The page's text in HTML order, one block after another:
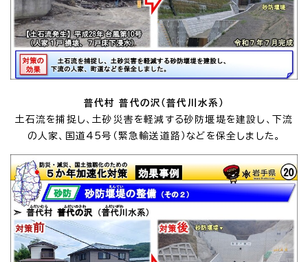
普代村 普代の沢（普代川水系）
土石流を捕捉し、土砂災害を軽減する砂防堰堤を建設し、下流
の人家、国道45号（緊急輸送道路）などを保全しました。